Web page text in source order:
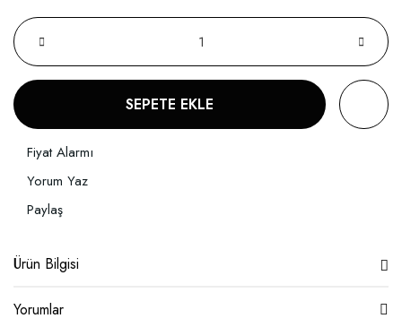
SEPETE EKLE
Fiyat Alarmı
Yorum Yaz
Paylaş
Ürün Bilgisi
Yorumlar